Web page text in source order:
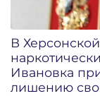
В
Ивановка
лишению